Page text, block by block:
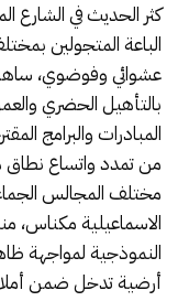
كثر الحديث في
الباعة المتجولين
عشوائي وفوضوي،
بالتأهيل الحضري
المبادرات والبرامج
من تمدد واتساع نطاق
مختلف المجالس
النموذجية لمواجهة
أرضية تدخل ضمن